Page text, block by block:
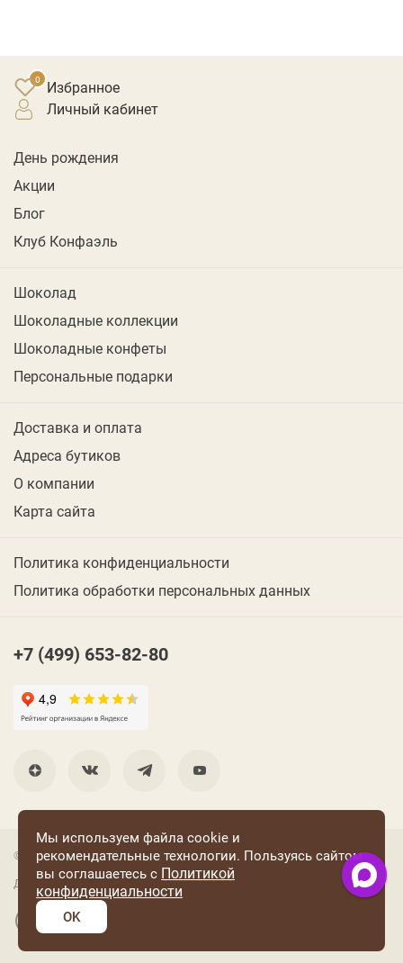
Избранное
личный кабинет
День рождения
Акции
Блог
Клуб Конфаэль
Шоколад
Шоколадные коллекции
Шоколадные конфеты
Персональные подарки
Доставка и оплата
Адреса бутиков
О компании
Карта сайта
Политика конфиденциальности
Политика обработки персональных данных
+7 (499) 653-82-80
© 2001 Группа компаний «Конфаэль»
Дизайн —RUSO
Разработка и поддержка сайта: «Четвертый Рим»
Мы используем файла cookie и
рекомендательные технологии. Пользуясь сайтом
вы соглашаетесь с Политикой
конфиденциальности
OK